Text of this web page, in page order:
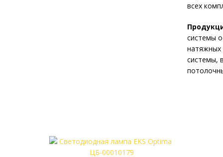
всех
системы
натяжных
системы,